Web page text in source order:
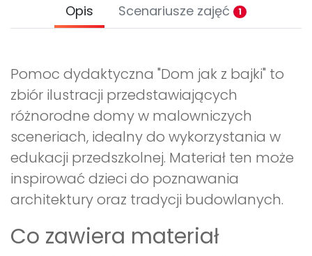
Opis Scenariusze zajęć 1
Pomoc dydaktyczna "Dom jak z bajki" to
zbiór ilustracji przedstawiających
różnorodne domy w malowniczych
sceneriach, idealny do wykorzystania w
edukacji przedszkolnej. Materiał ten może
inspirować dzieci do poznawania
architektury oraz tradycji budowlanych.
Co zawiera materiał